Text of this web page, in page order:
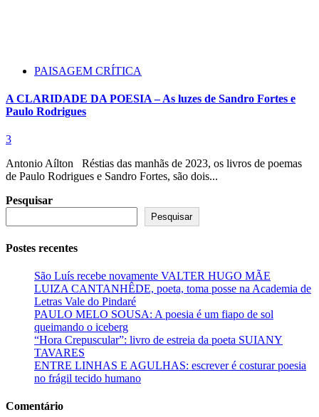
PAISAGEM CRÍTICA
A CLARIDADE DA POESIA – As luzes de Sandro Fortes e
Paulo Rodrigues
3
Antonio Aílton Réstias das manhãs de 2023, os livros de poemas
de Paulo Rodrigues e Sandro Fortes, são dois...
Pesquisar
Pesquisar
Postes recentes
São Luís recebe novamente VALTER HUGO MÃE
LUIZA CANTANHÊDE, poeta, toma posse na Academia de
Letras Vale do Pindaré
PAULO MELO SOUSA: A poesia é um fiapo de sol
queimando o iceberg
“Hora Crepuscular”: livro de estreia da poeta SUIANY
TAVARES
ENTRE LINHAS E AGULHAS: escrever é costurar poesia
no frágil tecido humano
Comentário